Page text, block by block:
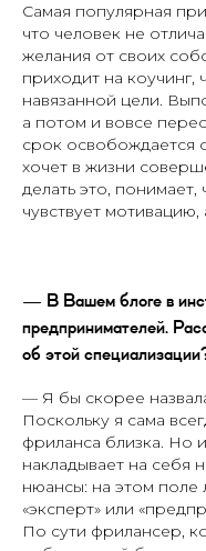
Самая популярная
что человек не
желания от своих
приходит на коучинг,
навязанной цели.
а потом и вовсе
срок освобождается
хочет в жизни
делать это,
чувствует
— В Вашем блоге в
предпринимателей.
об этой
— Я бы скорее
Поскольку я сама
фриланса близка. Но
накладывает на себя
нюансы: на этом поле
«эксперт» или
По сути фрилансер,